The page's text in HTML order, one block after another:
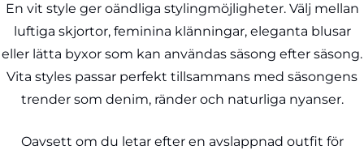
En vit style ger oändliga stylingmöjligheter. Välj mellan
luftiga skjortor, feminina klänningar, eleganta blusar
eller lätta byxor som kan användas säsong efter säsong.
Vita styles passar perfekt tillsammans med säsongens
trender som denim, ränder och naturliga nyanser.
Oavsett om du letar efter en avslappnad outfit för